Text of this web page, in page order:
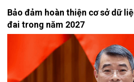
Bảo đảm hoàn thiện cơ sở dữ
đai trong năm 2027